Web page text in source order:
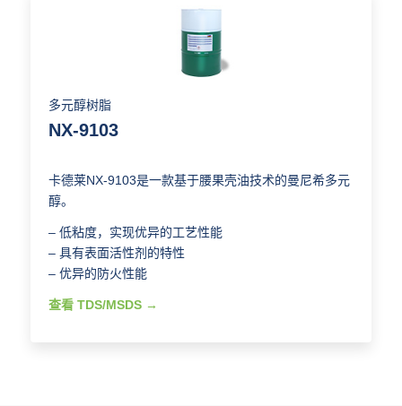
多元醇树脂
NX-9103
卡德莱NX-9103是一款基于腰果壳油技术的曼尼希多元
醇。
– 低粘度，实现优异的工艺性能
– 具有表面活性剂的特性
– 优异的防火性能
查看 TDS/MSDS